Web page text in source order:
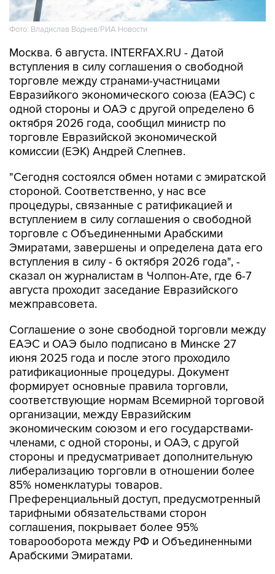
Фото: Владислав Воднев/РИА Новости
Москва. 6 августа. INTERFAX.RU - Датой
вступления в силу соглашения о свободной
торговле между странами-участницами
Евразийкого экономического союза (ЕАЭС) с
одной стороны и ОАЭ с другой определено 6
октября 2026 года, сообщил министр по
торговле Евразийской экономической
комиссии (ЕЭК) Андрей Слепнев.
"Сегодня состоялся обмен нотами с эмиратской
стороной. Соответственно, у нас все
процедуры, связанные с ратификацией и
вступлением в силу соглашения о свободной
торговле с Объединенными Арабскими
Эмиратами, завершены и определена дата его
вступления в силу - 6 октября 2026 года", -
сказал он журналистам в Чолпон-Ате, где 6-7
августа проходит заседание Евразийского
межправсовета.
Соглашение о зоне свободной торговли между
ЕАЭС и ОАЭ было подписано в Минске 27
июня 2025 года и после этого проходило
ратификационные процедуры. Документ
формирует основные правила торговли,
соответствующие нормам Всемирной торговой
организации, между Евразийским
экономическим союзом и его государствами-
членами, с одной стороны, и ОАЭ, с другой
стороны и предусматривает дополнительную
либерализацию торговли в отношении более
85% номенклатуры товаров.
Преференциальный доступ, предусмотренный
тарифными обязательствами сторон
соглашения, покрывает более 95%
товарооборота между РФ и Объединенными
Арабскими Эмиратами.